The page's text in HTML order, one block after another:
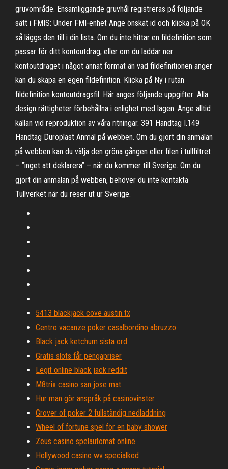
gruvområde. Ensamliggande gruvhål registreras på följande
sätt i FMIS: Under FMI-enhet Ange önskat id och klicka på OK
så läggs den till i din lista. Om du inte hittar en fildefinition som
passar för ditt kontoutdrag, eller om du laddar ner
kontoutdraget i något annat format än vad fildefinitionen anger
kan du skapa en egen fildefinition. Klicka på Ny i rutan
fildefinition kontoutdragsfil. Här anges följande uppgifter: Alla
design rättigheter förbehållna i enlighet med lagen. Ange alltid
källan vid reproduktion av våra ritningar. 391 Handtag I.149
Handtag Duroplast Anmäl på webben. Om du gjort din anmälan
på webben kan du välja den gröna gången eller filen i tullfiltret
– ”inget att deklarera” – när du kommer till Sverige. Om du
gjort din anmälan på webben, behöver du inte kontakta
Tullverket när du reser ut ur Sverige.
5413 blackjack cove austin tx
Centro vacanze poker casalbordino abruzzo
Black jack ketchum sista ord
Gratis slots får pengapriser
Legit online black jack reddit
M8trix casino san jose mat
Hur man gör anspråk på casinovinster
Grover of poker 2 fullständig nedladdning
Wheel of fortune spel för en baby shower
Zeus casino spelautomat online
Hollywood casino wv specialkod